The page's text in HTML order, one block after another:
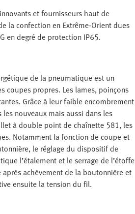
et fournisseurs haut de
la confection en Extrême-Orient dues
en degré de protection IP65.
de la pneumatique est un
coupes propres. Les lames, poinçons
Grâce à leur faible encombrement
nouveaux mais aussi dans les
à double point de chaînette 581, les
Notamment la fonction de coupe et
le réglage du dispositif de
l’étalement et le serrage de l’étoffe
achèvement de la boutonnière et
ensuite la tension du fil.